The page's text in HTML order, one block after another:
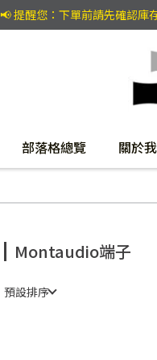
📢 提醒您：下單前請先確認庫
部落格總覽 關於
Montaudio端子
預設排序